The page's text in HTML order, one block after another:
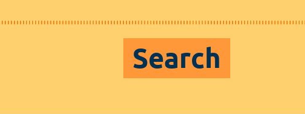
Search